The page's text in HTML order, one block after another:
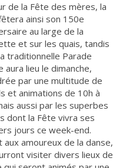
de la Fête des mères, la
ainsi son 150e
au large de la
et sur les quais, tandis
traditionnelle Parade
aura lieu le dimanche,
par une multitude de
et animations de 10h à
aussi par les superbes
dont la Fête vivra ses
jours ce week-end.
aux amoureux de la danse,
visiter divers lieux de